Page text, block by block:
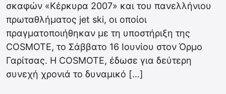
σκαφών «Κέρκυρα 2007» και του πανελλήνιου
πρωταθλήματος jet ski, οι οποίοι
πραγματοποιήθηκαν με τη υποστήριξη της
COSMOTE, το Σάββατο 16 Ιουνίου στον Όρμο
Γαρίτσας. Η COSMOTE, έδωσε για δεύτερη
συνεχή χρονιά το δυναμικό […]